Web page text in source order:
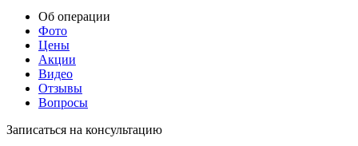
Об операции
Фото
Цены
Акции
Видео
Отзывы
Вопросы
Записаться на консультацию